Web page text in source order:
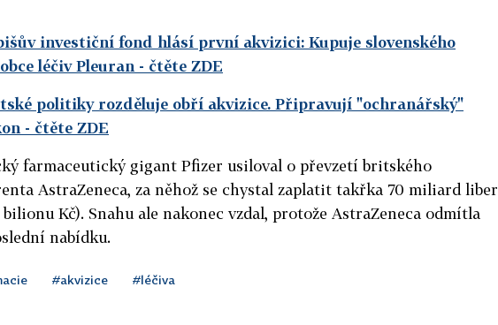
investiční fond hlásí první akvizici: Kupuje slovenského
léčiv Pleuran - čtěte ZDE
politiky rozděluje obří akvizice. Připravují "ochranářský"
- čtěte ZDE
farmaceutický gigant Pfizer usiloval o převzetí britského
AstraZeneca, za něhož se chystal zaplatit takřka 70 miliard liber
bilionu Kč). Snahu ale nakonec vzdal, protože AstraZeneca odmítla
nabídku.
#akvizice #léčiva